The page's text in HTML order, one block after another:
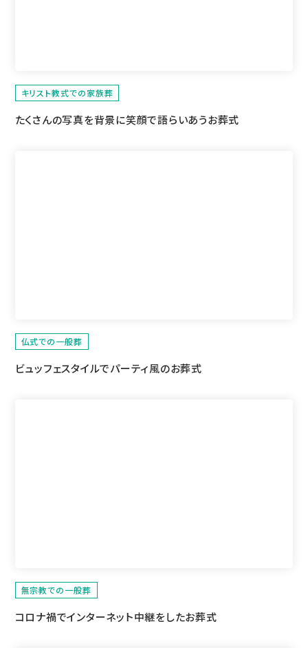
キリスト教式での家族葬
たくさんの写真を背景に笑顔で語らいあうお葬式
仏式での一般葬
ビュッフェスタイルでパーティ風のお葬式
無宗教での一般葬
コロナ禍でインターネット中継をしたお葬式